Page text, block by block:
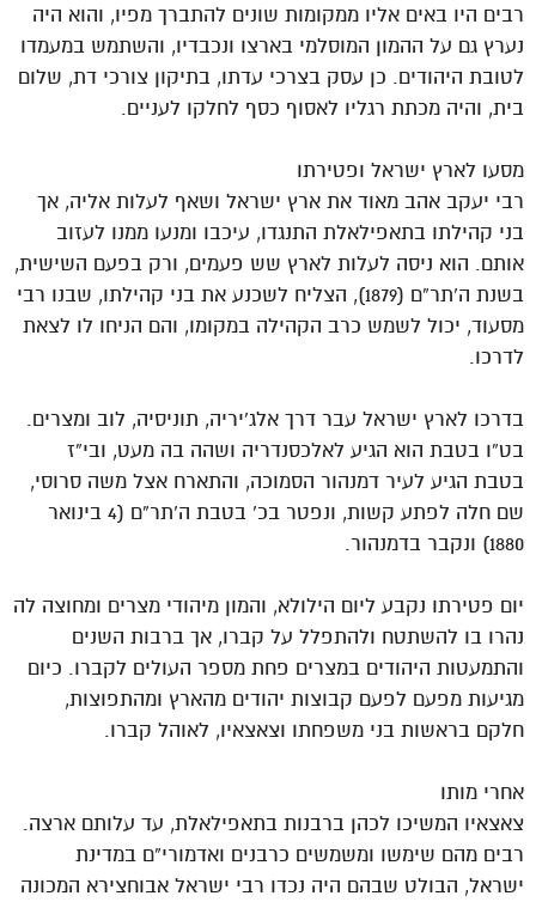
רבים היו באים אליו ממקומות שונים להתברך מפיו, והוא היה
נערץ גם על ההמון המוסלמי בארצו ונכבדיו, והשתמש במעמדו
לטובת היהודים. כן עסק בצרכי עדתו, בתיקון צורכי דת, שלום
בית, והיה מכתת רגליו לאסוף כסף לחלקו לעניים.
מסעו לארץ ישראל ופטירתו
רבי יעקב אהב מאוד את ארץ ישראל ושאף לעלות אליה, אך
בני קהילתו בתאפילאלת התנגדו, עיכבו ומנעו ממנו לעזוב
אותם. הוא ניסה לעלות לארץ שש פעמים, ורק בפעם השישית,
בשנת ה’תר”ם (1879), הצליח לשכנע את בני קהילתו, שבנו רבי
מסעוד, יכול לשמש כרב הקהילה במקומו, והם הניחו לו לצאת
לדרכו.
בדרכו לארץ ישראל עבר דרך אלג’יריה, תוניסיה, לוב ומצרים.
בט”ו בטבת הוא הגיע לאלכסנדריה ושהה בה מעט, ובי”ז
בטבת הגיע לעיר דמנהור הסמוכה, והתארח אצל משה סרוסי,
שם חלה לפתע קשות, ונפטר בכ’ בטבת ה’תר”ם (4 בינואר
1880) ונקבר בדמנהור.
יום פטירתו נקבע ליום הילולא, והמון מיהודי מצרים ומחוצה לה
נהרו בו להשתטח ולהתפלל על קברו, אך ברבות השנים
והתמעטות היהודים במצרים פחת מספר העולים לקברו. כיום
מגיעות מפעם לפעם קבוצות יהודים מהארץ ומהתפוצות,
חלקם בראשות בני משפחתו וצאצאיו, לאוהל קברו.
אחרי מותו
צאצאיו המשיכו לכהן ברבנות בתאפילאלת, עד עלותם ארצה.
רבים מהם שימשו ומשמשים כרבנים ואדמורי”ם במדינת
ישראל, הבולט שבהם היה נכדו רבי ישראל אבוחצירא המכונה